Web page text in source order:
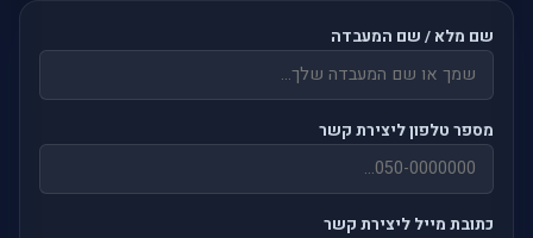
שם מלא / שם המעבדה
מספר טלפון ליצירת קשר
כתובת מייל ליצירת קשר